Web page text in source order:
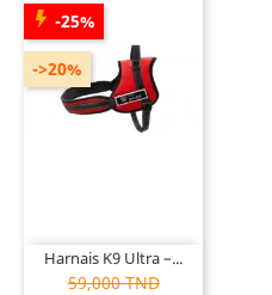
Harnais K9 Ultra –...
59,000 TND
-25%
->20%